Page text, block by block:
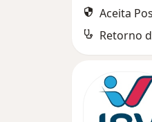
Aceita
Retorno